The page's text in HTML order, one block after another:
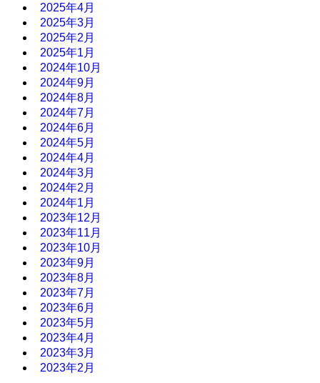
2025年4月
2025年3月
2025年2月
2025年1月
2024年10月
2024年9月
2024年8月
2024年7月
2024年6月
2024年5月
2024年4月
2024年3月
2024年2月
2024年1月
2023年12月
2023年11月
2023年10月
2023年9月
2023年8月
2023年7月
2023年6月
2023年5月
2023年4月
2023年3月
2023年2月